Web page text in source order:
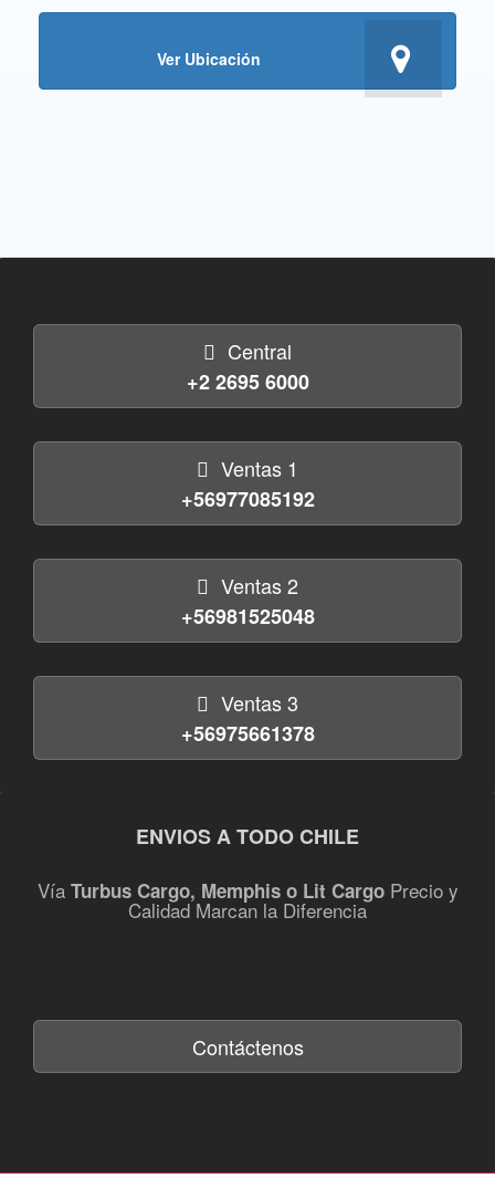
Ver Ubicación
Central
+2 2695 6000
Ventas 1
+56977085192
Ventas 2
+56981525048
Ventas 3
+56975661378
ENVIOS A TODO CHILE
Vía Turbus Cargo, Memphis o Lit CargoPrecio y
Calidad Marcan la Diferencia
Contáctenos